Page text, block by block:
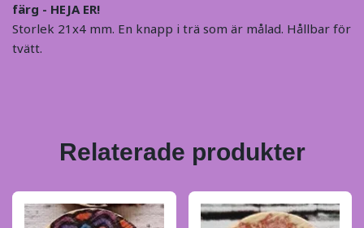
färg - HEJA ER!
Storlek 21x4 mm. En knapp i trä som är målad. Hållbar för
tvätt.
Relaterade produkter